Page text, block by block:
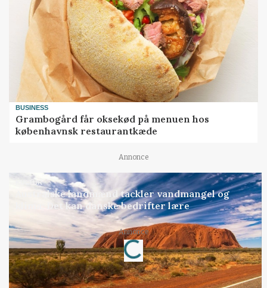
BUSINESS
Grambogård får oksekød på menuen hos
københavnsk restaurantkæde
Annonce
KULTUR
Australske landmænd tackler vandmangel og
klima: Det kan danske bedrifter lære
Annonce
Loading...